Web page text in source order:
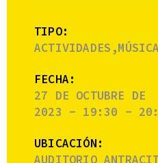
TIPO:
FECHA:
27 DE OCTUBRE DE
2023 - 19:30 -
UBICACIÓN:
AUDITORIO